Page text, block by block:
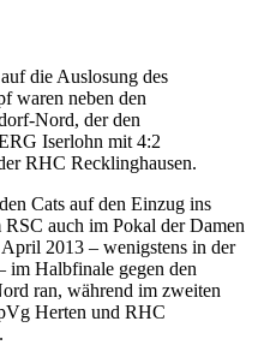
die Auslosung des
waren neben den
Nord, der den
Iserlohn mit 4:2
RHC Recklinghausen.
Cats auf den Einzug ins
auch im Pokal der Damen
2013 – wenigstens in der
im Halbfinale gegen den
ran, während im zweiten
Herten und RHC